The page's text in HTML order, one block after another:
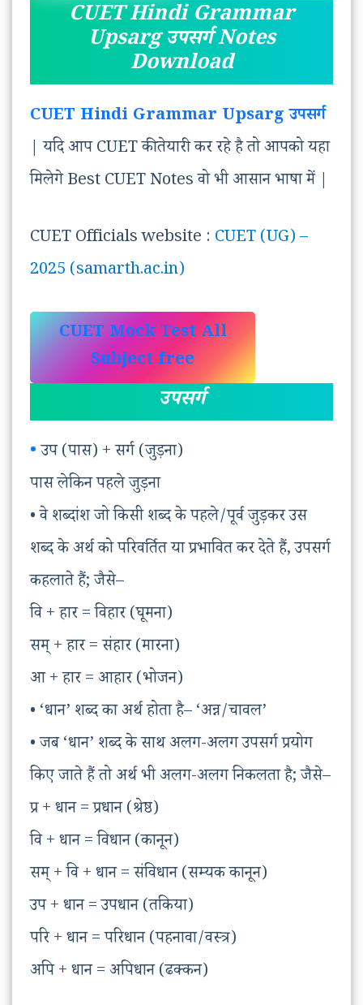
CUET Hindi Grammar
Upsargउपसर्गNotes
Download
CUET Hindi Grammar Upsarg उपसर्ग
| यदि आप CUET की तेयारी कर रहे है तो आपको यहा
मिलेगे Best CUET Notes वो भी आसान भाषा में |
CUET Officials website : CUET (UG) –
2025 (samarth.ac.in)
CUET Mock Test All
Subject free
उपसर्ग
•उप (पास) + सर्ग (जुड़ना)
पास लेकिन पहले जुड़ना
• वे शब्दांश जो किसी शब्द के पहले/पूर्व जुड़कर उस
शब्द के अर्थ को परिवर्तित या प्रभावित कर देते हैं, उपसर्ग
कहलाते हैं; जैसे–
वि + हार = विहार (घूमना)
सम् + हार = संहार (मारना)
आ + हार = आहार (भोजन)
• ‘धान’ शब्द का अर्थ होता है– ‘अन्न/चावल’
• जब ‘धान’ शब्द के साथ अलग-अलग उपसर्ग प्रयोग
किए जाते हैं तो अर्थ भी अलग-अलग निकलता है; जैसे–
प्र + धान = प्रधान (श्रेष्ठ)
वि + धान = विधान (कानून)
सम् + वि + धान = संविधान (सम्यक कानून)
उप + धान = उपधान (तकिया)
परि + धान = परिधान (पहनावा/वस्त्र)
अपि + धान = अपिधान (ढक्कन)